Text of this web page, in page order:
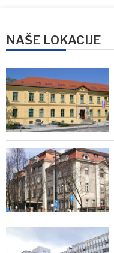
NAŠE LOKACIJE